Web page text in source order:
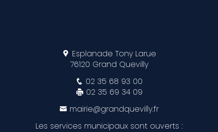
Esplanade Tony Larue
76120 Grand Quevilly
02 35 68 93 00
02 35 69 34 09
mairie@grandquevilly.fr
Les services municipaux sont ouverts :